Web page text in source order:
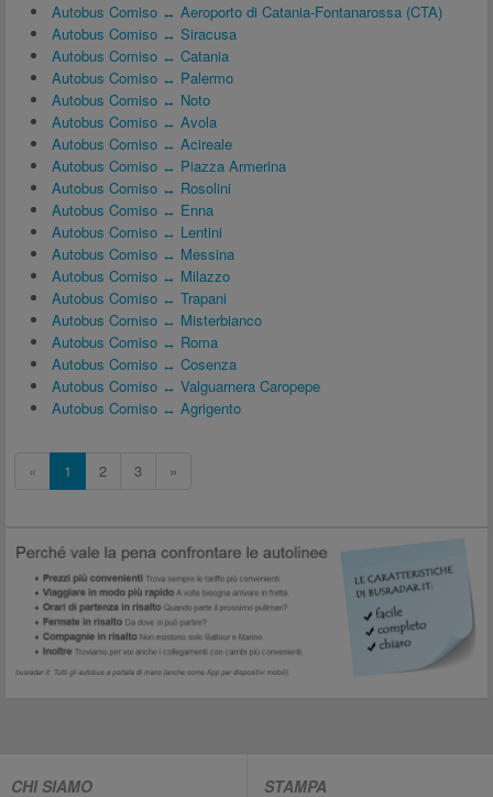
Autobus Comiso ↔ Aeroporto di Catania-Fontanarossa (CTA)
Autobus Comiso ↔ Siracusa
Autobus Comiso ↔ Catania
Autobus Comiso ↔ Palermo
Autobus Comiso ↔ Noto
Autobus Comiso ↔ Avola
Autobus Comiso ↔ Acireale
Autobus Comiso ↔ Piazza Armerina
Autobus Comiso ↔ Rosolini
Autobus Comiso ↔ Enna
Autobus Comiso ↔ Lentini
Autobus Comiso ↔ Messina
Autobus Comiso ↔ Milazzo
Autobus Comiso ↔ Trapani
Autobus Comiso ↔ Misterbianco
Autobus Comiso ↔ Roma
Autobus Comiso ↔ Cosenza
Autobus Comiso ↔ Valguarnera Caropepe
Autobus Comiso ↔ Agrigento
« 1 2 3 »
CHI SIAMO STAMPA